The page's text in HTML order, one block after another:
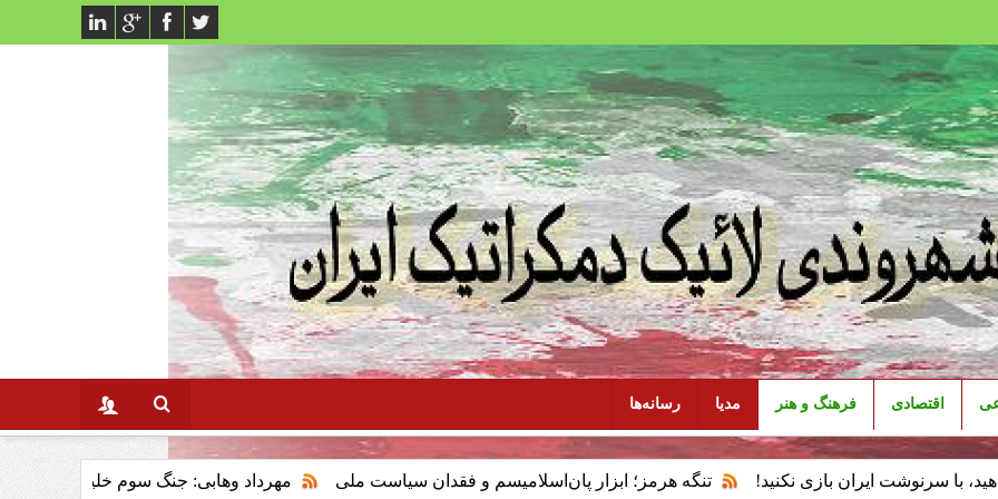
اقتصادی فرهنگ و هنر مدیا رسانه‌ها
ایران بازی نکنید! تنگه هرمز؛ ابزار پان‌اسلامیسم و فقدان سیاست ملی مهرداد وهابی: جنگ سوم خلیج فارس وتاثیر ان برنظام